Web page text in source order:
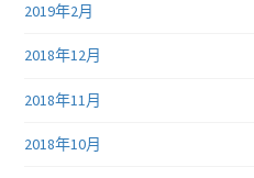
2019年2月
2018年12月
2018年11月
2018年10月